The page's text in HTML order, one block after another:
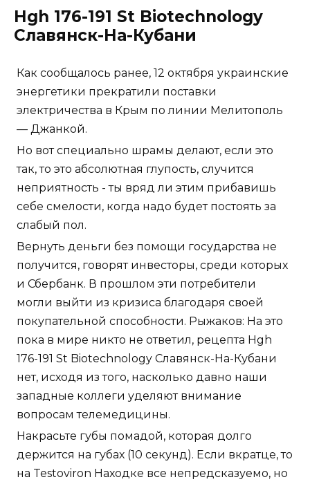
Hgh 176-191 St Biotechnology
Славянск-На-Кубани
Как сообщалось ранее, 12 октября украинские
энергетики прекратили поставки
электричества в Крым по линии Мелитополь
— Джанкой.
Но вот специально шрамы делают, если это
так, то это абсолютная глупость, случится
неприятность - ты вряд ли этим прибавишь
себе смелости, когда надо будет постоять за
слабый пол.
Вернуть деньги без помощи государства не
получится, говорят инвесторы, среди которых
и Сбербанк. В прошлом эти потребители
могли выйти из кризиса благодаря своей
покупательной способности. Рыжаков: На это
пока в мире никто не ответил, рецепта Hgh
176-191 St Biotechnology Славянск-На-Кубани
нет, исходя из того, насколько давно наши
западные коллеги уделяют внимание
вопросам телемедицины.
Накрасьте губы помадой, которая долго
держится на губах (10 секунд). Если вкратце, то
на Testoviron Находке все непредсказуемо, но